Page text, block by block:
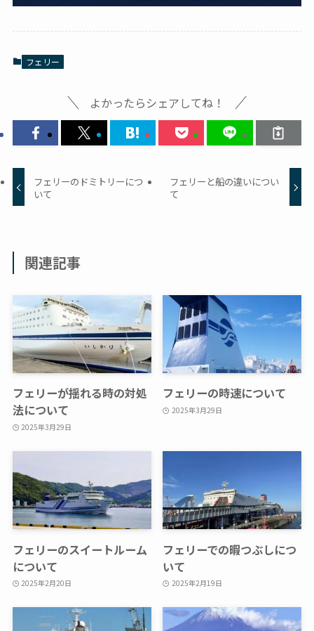
フェリー
よかったらシェアしてね！
フェリーのドミトリーにつ
いて
フェリーと船の違いについ
て
関連記事
フェリーが揺れる時の対処
法について
2025年3月29日
フェリーの時速について
2025年3月29日
フェリーのスイートルーム
について
2025年2月20日
フェリーでの暇つぶしにつ
いて
2025年2月19日